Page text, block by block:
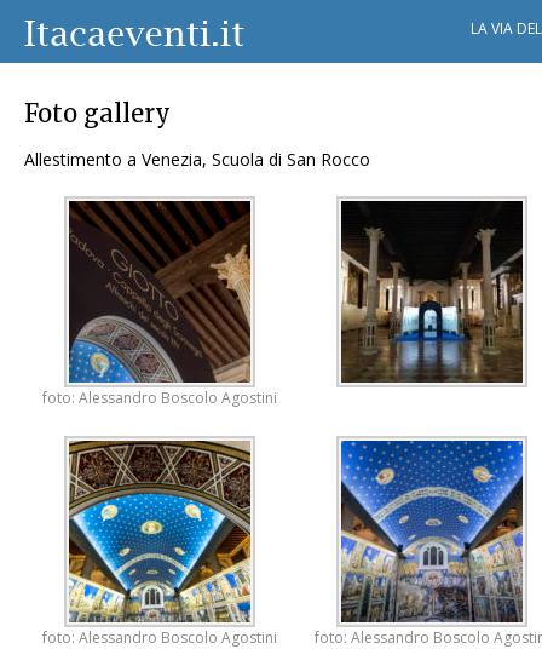
LA VIA
Foto gallery
Allestimento a Venezia, Scuola di San Rocco
foto: Alessandro Boscolo Agostini
foto: Alessandro Boscolo Agostini foto: Alessandro Boscolo